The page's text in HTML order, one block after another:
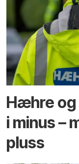
Hæhre
i minus –
pluss